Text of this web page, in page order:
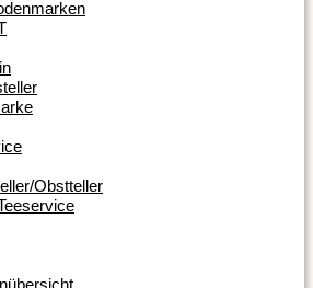
Obstteller